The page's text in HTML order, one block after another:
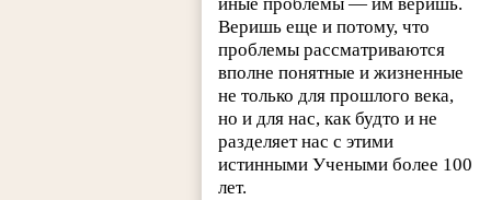
иные проблемы — им веришь.
Веришь еще и потому, что
проблемы рассматриваются
вполне понятные и жизненные
не только для прошлого века,
но и для нас, как будто и не
разделяет нас с этими
истинными Учеными более 100
лет.